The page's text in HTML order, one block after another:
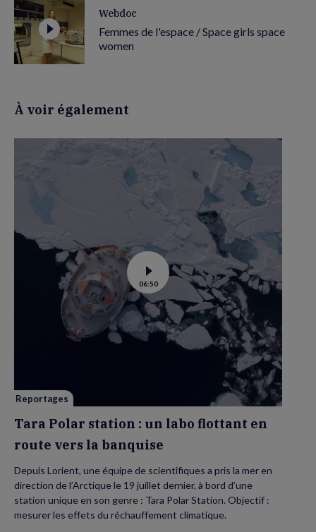
Webdoc
Femmes de l'espace / Space girls space
women
À voir également
Voir
la
vidéo
de
Tara
Polar
station
:
la
06:50
Reportages
Tara Polar station : un labo flottant en
route vers la banquise
Depuis Lorient, une équipe de scientifiques a pris la mer en
direction de l’Arctique le 19 juillet dernier, à bord d’une
station unique en son genre : Tara Polar Station. Objectif :
mesurer les effets du réchauffement climatique.